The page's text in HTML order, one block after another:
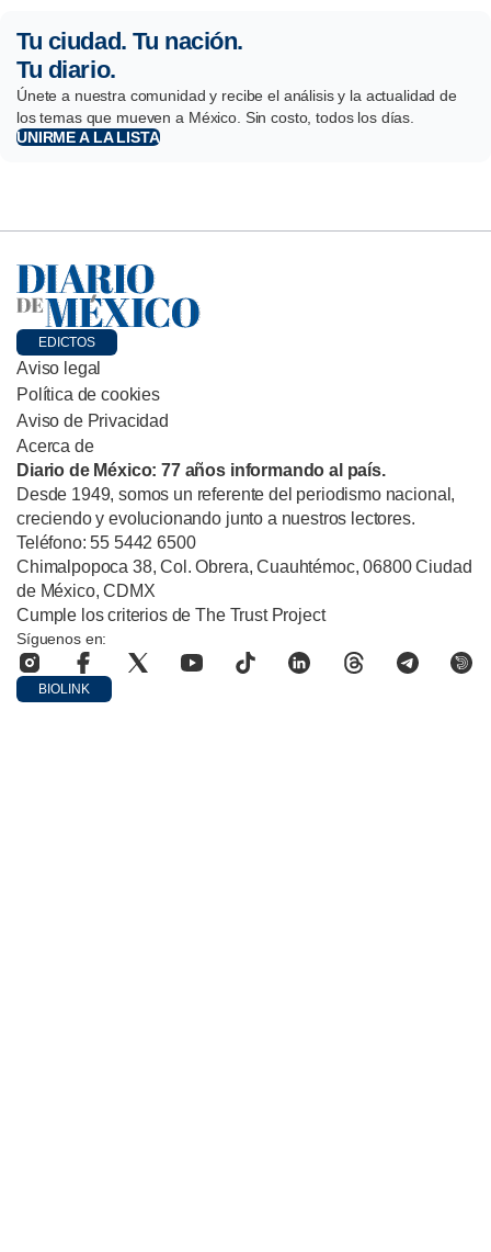
Tu ciudad. Tu nación.
Tu diario.
Únete a nuestra comunidad y recibe el análisis y la actualidad de
los temas que mueven a México. Sin costo, todos los días.
UNIRME A LA LISTA
EDICTOS
Aviso legal
Política de cookies
Aviso de Privacidad
Acerca de
Diario de México: 77 años informando al país.
Desde 1949, somos un referente del periodismo nacional,
creciendo y evolucionando junto a nuestros lectores.
Teléfono: 55 5442 6500
Chimalpopoca 38, Col. Obrera, Cuauhtémoc, 06800 Ciudad
de México, CDMX
Cumple los criterios de The Trust Project
Síguenos en:
BIOLINK